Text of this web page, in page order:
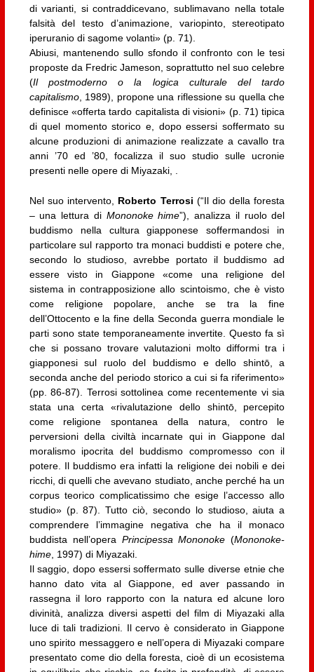
di varianti, si contraddicevano, sublimavano nella totale
falsità del testo d’animazione, variopinto, stereotipato
iperuranio di sagome volanti» (p. 71).
Abiusi, mantenendo sullo sfondo il confronto con le tesi
proposte da Fredric Jameson, soprattutto nel suo celebre
(Il postmoderno o la logica culturale del tardo
capitalismo, 1989), propone una riflessione su quella che
definisce «offerta tardo capitalista di visioni» (p. 71) tipica
di quel momento storico e, dopo essersi soffermato su
alcune produzioni di animazione realizzate a cavallo tra
anni ’70 ed ’80, focalizza il suo studio sulle ucronie
presenti nelle opere di Miyazaki, .
Nel suo intervento, Roberto Terrosi (“Il dio della foresta
– una lettura di Mononoke hime”), analizza il ruolo del
buddismo nella cultura giapponese soffermandosi in
particolare sul rapporto tra monaci buddisti e potere che,
secondo lo studioso, avrebbe portato il buddismo ad
essere visto in Giappone «come una religione del
sistema in contrapposizione allo scintoismo, che è visto
come religione popolare, anche se tra la fine
dell’Ottocento e la fine della Seconda guerra mondiale le
parti sono state temporaneamente invertite. Questo fa sì
che si possano trovare valutazioni molto difformi tra i
giapponesi sul ruolo del buddismo e dello shintō, a
seconda anche del periodo storico a cui si fa riferimento»
(pp. 86-87). Terrosi sottolinea come recentemente vi sia
stata una certa «rivalutazione dello shintō, percepito
come religione spontanea della natura, contro le
perversioni della civiltà incarnate qui in Giappone dal
moralismo ipocrita del buddismo compromesso con il
potere. Il buddismo era infatti la religione dei nobili e dei
ricchi, di quelli che avevano studiato, anche perché ha un
corpus teorico complicatissimo che esige l’accesso allo
studio» (p. 87). Tutto ciò, secondo lo studioso, aiuta a
comprendere l’immagine negativa che ha il monaco
buddista nell’opera Principessa Mononoke (Mononoke-
hime, 1997) di Miyazaki.
Il saggio, dopo essersi soffermato sulle diverse etnie che
hanno dato vita al Giappone, ed aver passando in
rassegna il loro rapporto con la natura ed alcune loro
divinità, analizza diversi aspetti del film di Miyazaki alla
luce di tali tradizioni. Il cervo è considerato in Giappone
uno spirito messaggero e nell’opera di Miyazaki compare
presentato come dio della foresta, cioè di un ecosistema